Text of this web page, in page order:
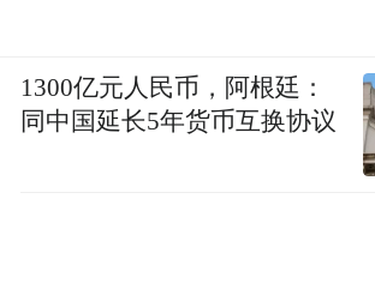
1300亿元人民币，阿根廷：
同中国延长5年货币互换协议